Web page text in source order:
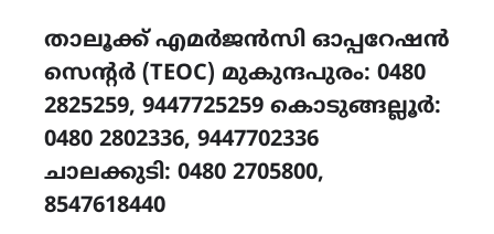
താലൂക്ക് എമർജൻസി ഓപ്പറേഷൻ
സെന്റർ (TEOC) മുകുന്ദപുരം: 0480
2825259, 9447725259 കൊടുങ്ങല്ലൂർ:
0480 2802336, 9447702336
ചാലക്കുടി: 0480 2705800,
8547618440